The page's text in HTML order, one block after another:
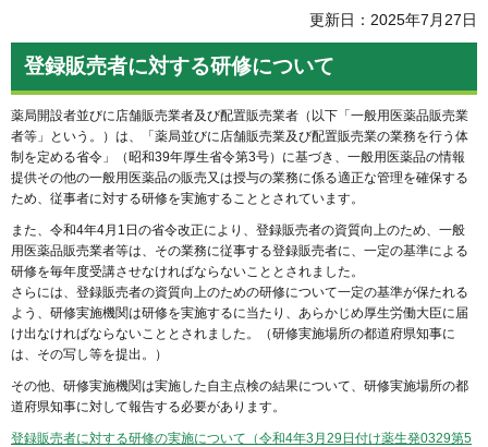
更新日：2025年7月27日
登録販売者に対する研修について
薬局開設者並びに店舗販売業者及び配置販売業者（以下「一般用医薬品販売業
者等」という。）は、「薬局並びに店舗販売業及び配置販売業の業務を行う体
制を定める省令」（昭和39年厚生省令第3号）に基づき、一般用医薬品の情報
提供その他の一般用医薬品の販売又は授与の業務に係る適正な管理を確保する
ため、従事者に対する研修を実施することとされています。
また、令和4年4月1日の省令改正により、登録販売者の資質向上のため、一般
用医薬品販売業者等は、その業務に従事する登録販売者に、一定の基準による
研修を毎年度受講させなければならないこととされました。
さらには、登録販売者の資質向上のための研修について一定の基準が保たれる
よう、研修実施機関は研修を実施するに当たり、あらかじめ厚生労働大臣に届
け出なければならないこととされました。（研修実施場所の都道府県知事に
は、その写し等を提出。）
その他、研修実施機関は実施した自主点検の結果について、研修実施場所の都
道府県知事に対して報告する必要があります。
登録販売者に対する研修の実施について（令和4年3月29日付け薬生発0329第5